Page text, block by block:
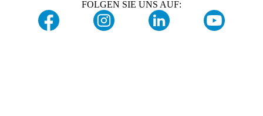
FOLGEN SIE UNS AUF: